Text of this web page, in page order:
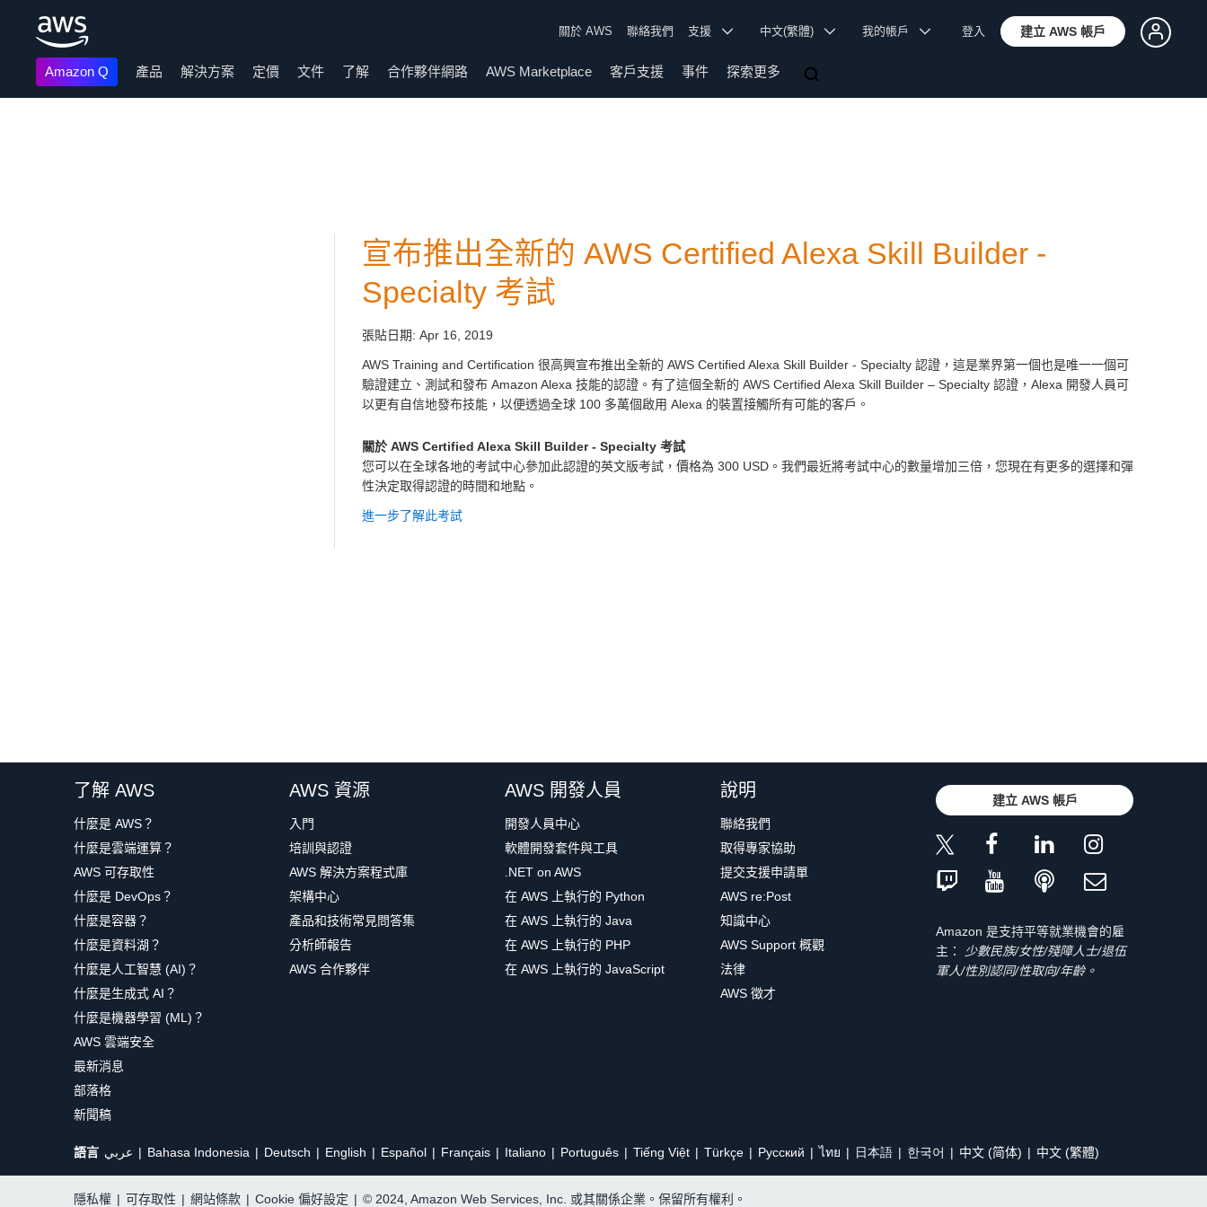
關於 AWS 聯絡我們 支援 中文(繁體) 我的帳戶 登入 建立 AWS 帳戶
Amazon Q 產品 解決方案 定價 文件 了解 合作夥伴網路 AWS Marketplace 客戶支援 事件 探索更多
宣布推出全新的 AWS Certified Alexa Skill Builder -
Specialty 考試
張貼日期: Apr 16, 2019
AWS Training and Certification 很高興宣布推出全新的 AWS Certified Alexa Skill Builder - Specialty 認證，這是業界第一個也是唯一一個可
驗證建立、測試和發布 Amazon Alexa 技能的認證。有了這個全新的 AWS Certified Alexa Skill Builder – Specialty 認證，Alexa 開發人員可
以更有自信地發布技能，以便透過全球 100 多萬個啟用 Alexa 的裝置接觸所有可能的客戶。
關於 AWS Certified Alexa Skill Builder - Specialty 考試
您可以在全球各地的考試中心參加此認證的英文版考試，價格為 300 USD。我們最近將考試中心的數量增加三倍，您現在有更多的選擇和彈
性決定取得認證的時間和地點。
進一步了解此考試
了解 AWS
什麼是 AWS？
什麼是雲端運算？
AWS 可存取性
什麼是 DevOps？
什麼是容器？
什麼是資料湖？
什麼是人工智慧 (AI)？
什麼是生成式 AI？
什麼是機器學習 (ML)？
AWS 雲端安全
最新消息
部落格
新聞稿
AWS 資源
入門
培訓與認證
AWS 解決方案程式庫
架構中心
產品和技術常見問答集
分析師報告
AWS 合作夥伴
AWS 開發人員
開發人員中心
軟體開發套件與工具
.NET on AWS
在 AWS 上執行的 Python
在 AWS 上執行的 Java
在 AWS 上執行的 PHP
在 AWS 上執行的 JavaScript
說明
聯絡我們
取得專家協助
提交支援申請單
AWS re:Post
知識中心
AWS Support 概觀
法律
AWS 徵才
建立 AWS 帳戶
Amazon 是支持平等就業機會的雇
主：
少數民族/女性/殘障人士/退伍
軍人/性別認同/性取向/年齡。
語言 عربي Bahasa Indonesia Deutsch English Español Français Italiano Português Tiếng Việt Türkçe Ρусский ไทย 日本語 한국어 中文 (简体) 中文 (繁體)
隱私權 | 可存取性 | 網站條款 | Cookie 偏好設定 | © 2024, Amazon Web Services, Inc. 或其關係企業。保留所有權利。